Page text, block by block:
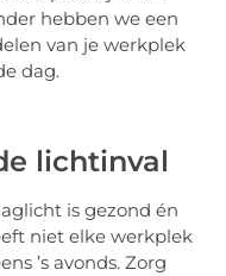
hebben we een
van je werkplek
dag.
lichtinval
is gezond én
niet elke werkplek
’s avonds. Zorg